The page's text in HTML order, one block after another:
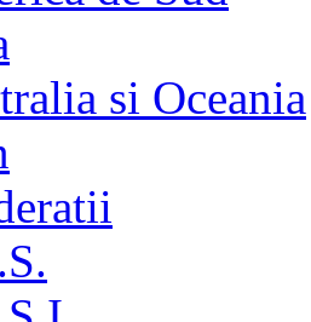
si Oceania